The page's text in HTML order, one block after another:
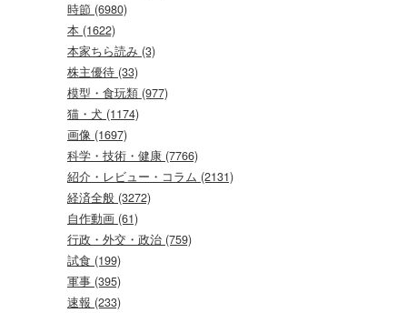
時節 (6980)
本 (1622)
本家ちら読み (3)
株主優待 (33)
模型・食玩類 (977)
猫・犬 (1174)
画像 (1697)
科学・技術・健康 (7766)
紹介・レビュー・コラム (2131)
経済全般 (3272)
自作動画 (61)
行政・外交・政治 (759)
試食 (199)
軍事 (395)
速報 (233)